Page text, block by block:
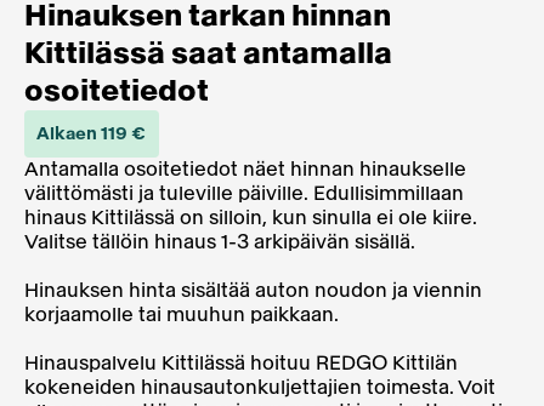
Hinauksen tarkan hinnan
Kittilässä saat antamalla
osoitetiedot
Alkaen 119 €
Antamalla osoitetiedot näet hinnan hinaukselle
välittömästi ja tuleville päiville. Edullisimmillaan
hinaus Kittilässä on silloin, kun sinulla ei ole kiire.
Valitse tällöin hinaus 1-3 arkipäivän sisällä.
Hinauksen hinta sisältää auton noudon ja viennin
korjaamolle tai muuhun paikkaan.
Hinauspalvelu Kittilässä hoituu REDGO Kittilän
kokeneiden hinausautonkuljettajien toimesta. Voit